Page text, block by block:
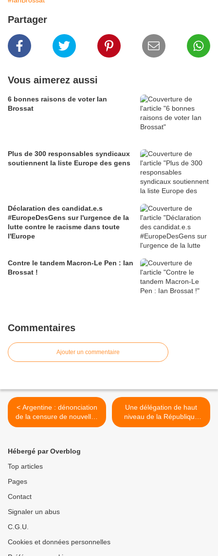
Partager
Vous aimerez aussi
6 bonnes raisons de voter Ian
Brossat
Plus de 300 responsables syndicaux
soutiennent la liste Europe des gens
Déclaration des candidat.e.s
#EuropeDesGens sur l'urgence de la
lutte contre le racisme dans toute
l'Europe
Contre le tandem Macron-Le Pen : Ian
Brossat !
Commentaires
Ajouter un commentaire
< Argentine : dénonciation
de la censure de nouvelles
qui dérangent le président
Une délégation de haut
niveau de la République
Populaire Démocratique de
Hébergé par Overblog
Top articles
Pages
Contact
Signaler un abus
C.G.U.
Cookies et données personnelles